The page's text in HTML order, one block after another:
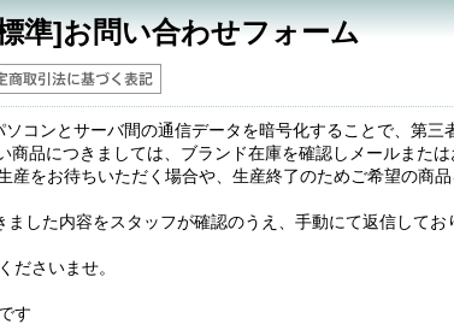
準]お問い合わせフォーム
コンとサーバ間の通信データを暗号化することで、第三
品につきましては、ブランド在庫を確認しメールまた
産をお待ちいただく場合や、生産終了のためご希望の商
した内容をスタッフが確認のうえ、手動にて返信して
ださいませ。
す